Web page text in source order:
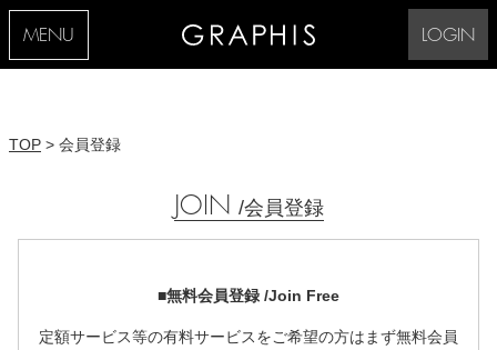
MENU LOGIN
TOP > 会員登録
JOIN /会員登録
■無料会員登録 /Join Free
定額サービス等の有料サービスをご希望の方はまず無料会員